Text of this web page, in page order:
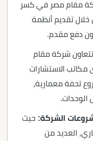
مقام مصر في كسر
خلال تقديم أنظمة
تتعاون شركة مقام
مكاتب الاستشارات
تحفة معمارية،
الوحدات.
الشركة: حيث
العديد من